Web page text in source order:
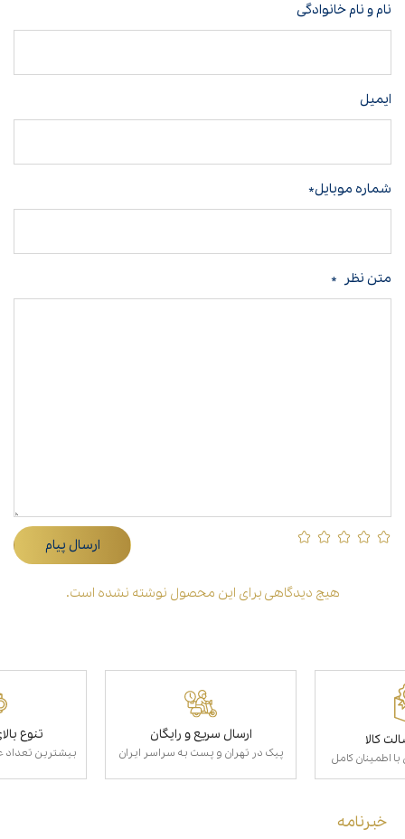
نام و نام خانوادگی
ایمیل
شماره موبایل*
متن نظر *
ارسال پیام
هیچ دیدگاهی برای این محصول نوشته نشده است.
کالا
اطمینان کامل
ارسال سریع و رایگان
پیک در تهران و پست به سراسر ایران
تنوع
بیشترین تعداد
خبرنامه